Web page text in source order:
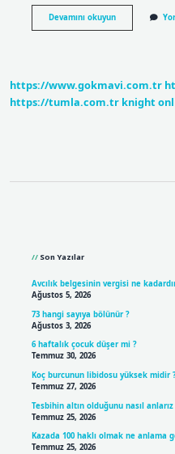
Devamını okuyunBir
Sayının
Anlama
Gelir
https://www.gokmavi.com.tr
https://tumla.com.tr knight
Son Yazılar
Avcılık belgesinin vergisi ne
Ağustos 5, 2026
73 hangi sayıya bölünür ?
Ağustos 3, 2026
6 haftalık çocuk düşer mi ?
Temmuz 30, 2026
Koç burcunun libidosu yüksek midir
Temmuz 27, 2026
Tesbihin altın olduğunu nasıl anlarız
Temmuz 25, 2026
Kazada 100 haklı olmak ne anlama
Temmuz 25, 2026